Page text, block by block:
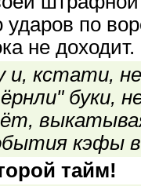
ударов по
не доходит.
и, кстати,
буки,
кэфы в
тайм!